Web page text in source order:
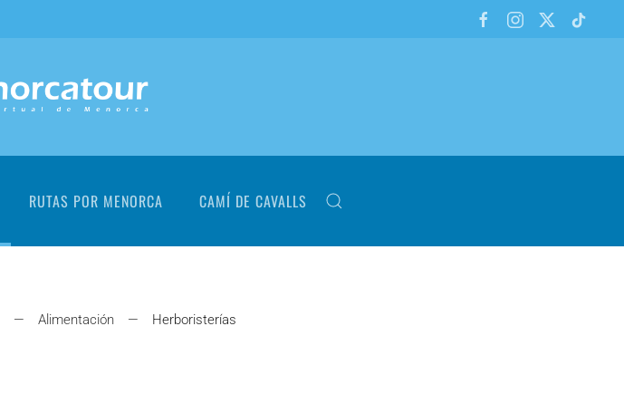
RUTAS POR MENORCA CAMÍ DE CAVALLS
Alimentación Herboristerías